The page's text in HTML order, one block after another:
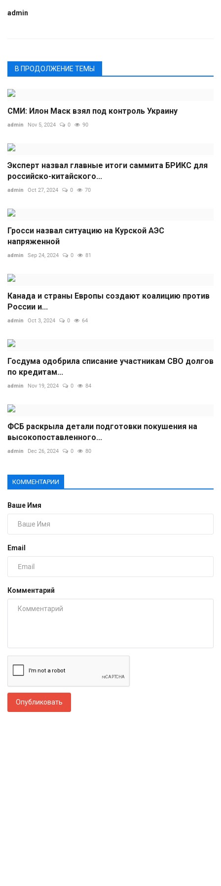
admin
В ПРОДОЛЖЕНИЕ ТЕМЫ
СМИ: Илон Маск взял под контроль Украину
admin Nov 5, 2024 0 90
Эксперт назвал главные итоги саммита БРИКС для
российско-китайского...
admin Oct 27, 2024 0 70
Гросси назвал ситуацию на Курской АЭС
напряженной
admin Sep 24, 2024 0 81
Канада и страны Европы создают коалицию против
России и...
admin Oct 3, 2024 0 64
Госдума одобрила списание участникам СВО долгов
по кредитам...
admin Nov 19, 2024 0 84
ФСБ раскрыла детали подготовки покушения на
высокопоставленного...
admin Dec 26, 2024 0 80
КОММЕНТАРИИ
Ваше Имя
Email
Комментарий
Опубликовать